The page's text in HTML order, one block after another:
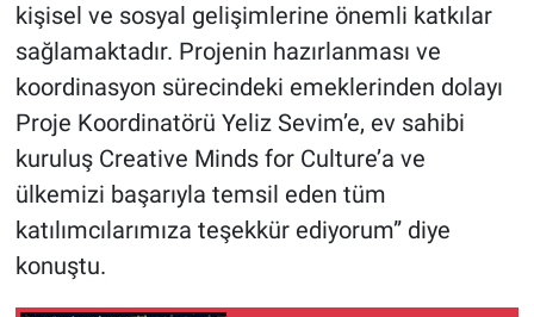
kişisel ve sosyal gelişimlerine önemli katkılar
sağlamaktadır. Projenin hazırlanması ve
koordinasyon sürecindeki emeklerinden dolayı
Proje Koordinatörü Yeliz Sevim’e, ev sahibi
kuruluş Creative Minds for Culture’a ve
ülkemizi başarıyla temsil eden tüm
katılımcılarımıza teşekkür ediyorum” diye
konuştu.